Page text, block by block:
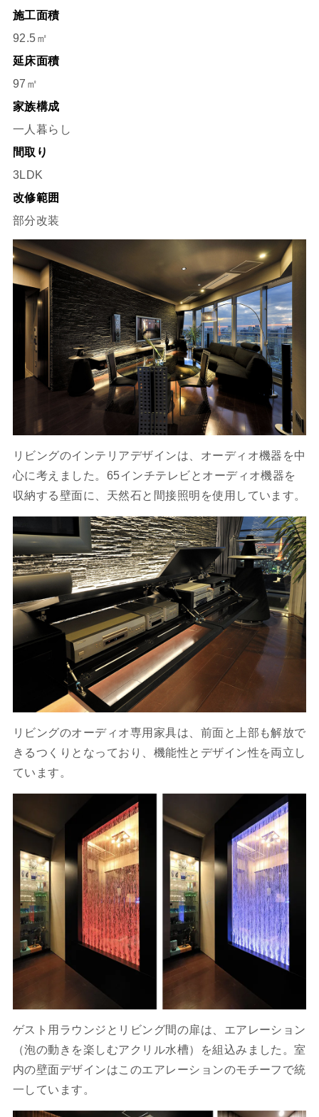
施工面積
92.5㎡
延床面積
97㎡
家族構成
一人暮らし
間取り
3LDK
改修範囲
部分改装
リビングのインテリアデザインは、オーディオ機器を中
心に考えました。65インチテレビとオーディオ機器を
収納する壁面に、天然石と間接照明を使用しています。
リビングのオーディオ専用家具は、前面と上部も解放で
きるつくりとなっており、機能性とデザイン性を両立し
ています。
ゲスト用ラウンジとリビング間の扉は、エアレーション
（泡の動きを楽しむアクリル水槽）を組込みました。室
内の壁面デザインはこのエアレーションのモチーフで統
一しています。